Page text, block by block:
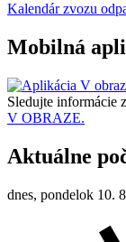
Kalendár zvozu
Mobilná
Sledujte informácie
V OBRAZE.
Aktuálne
dnes, pondelok 10.